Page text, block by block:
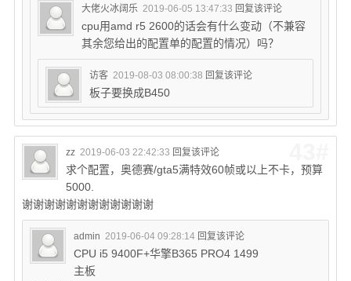
大佬火冰阔乐 2019-06-05 13:47:33 回复该评论
cpu用amd r5 2600的话会有什么变动（不兼容
其余您给出的配置单的配置的情况）吗？
访客 2019-08-03 08:00:38 回复该评论
板子要换成B450
zz 2019-06-03 22:42:33 回复该评论
求个配置，奥德赛/gta5满特效60帧或以上不卡，预算
5000.
谢谢谢谢谢谢谢谢谢谢谢谢
admin 2019-06-04 09:28:14 回复该评论
CPU i5 9400F+华擎B365 PRO4 1499
主板